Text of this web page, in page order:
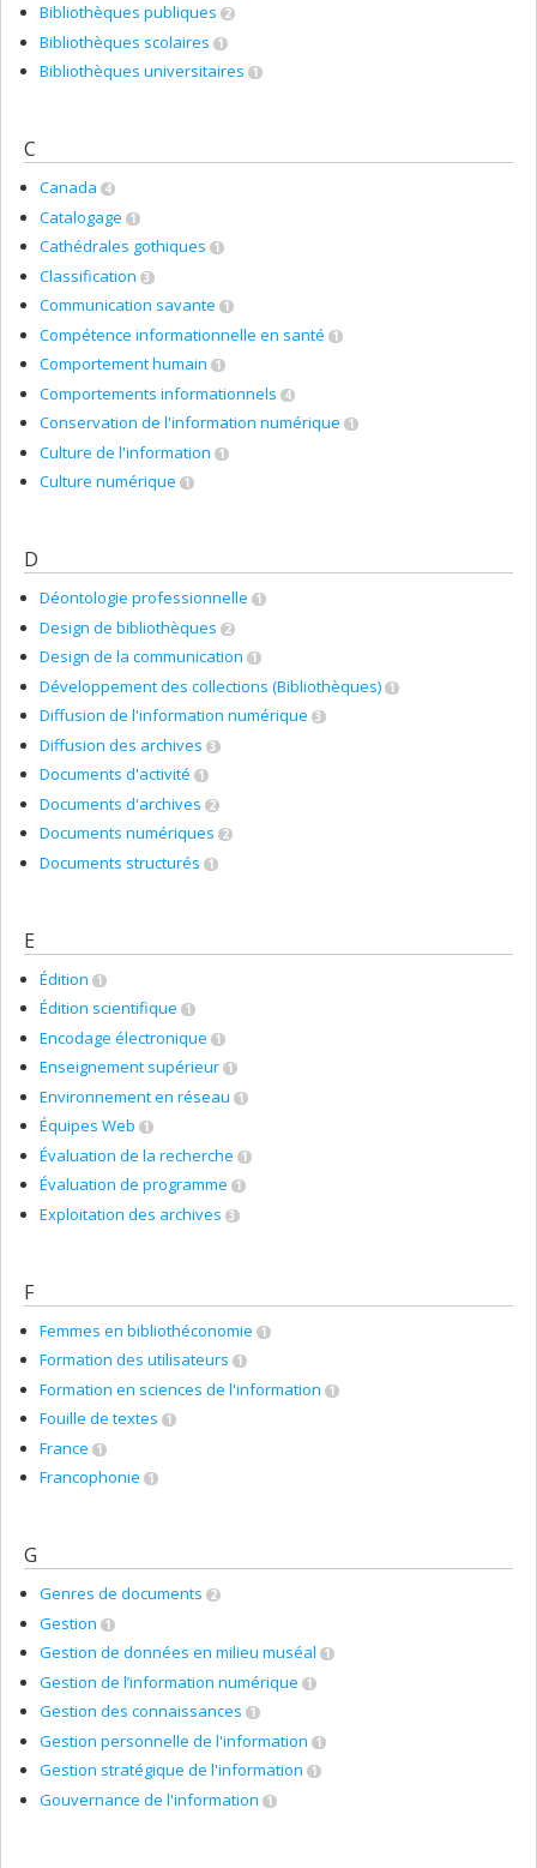
Bibliothèques publiques 2
Bibliothèques scolaires 1
Bibliothèques universitaires 1
C
Canada 4
Catalogage 1
Cathédrales gothiques 1
Classification 3
Communication savante 1
Compétence informationnelle en santé 1
Comportement humain 1
Comportements informationnels 4
Conservation de l'information numérique 1
Culture de l'information 1
Culture numérique 1
D
Déontologie professionnelle 1
Design de bibliothèques 2
Design de la communication 1
Développement des collections (Bibliothèques) 1
Diffusion de l'information numérique 3
Diffusion des archives 3
Documents d'activité 1
Documents d'archives 2
Documents numériques 2
Documents structurés 1
E
Édition 1
Édition scientifique 1
Encodage électronique 1
Enseignement supérieur 1
Environnement en réseau 1
Équipes Web 1
Évaluation de la recherche 1
Évaluation de programme 1
Exploitation des archives 3
F
Femmes en bibliothéconomie 1
Formation des utilisateurs 1
Formation en sciences de l'information 1
Fouille de textes 1
France 1
Francophonie 1
G
Genres de documents 2
Gestion 1
Gestion de données en milieu muséal 1
Gestion de l’information numérique 1
Gestion des connaissances 1
Gestion personnelle de l'information 1
Gestion stratégique de l'information 1
Gouvernance de l'information 1